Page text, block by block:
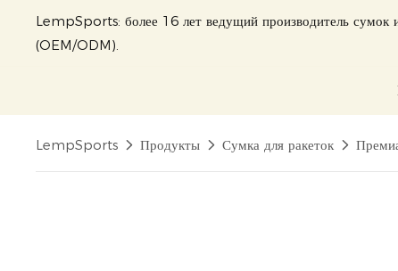
LempSports: более 16 лет ведущий производитель сумок
(OEM/ODM).
LempSports Продукты Сумка для ракеток